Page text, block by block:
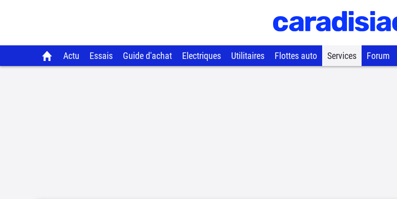
Actu Essais Guide d'achat Electriques Utilitaires Flottes auto Services Forum